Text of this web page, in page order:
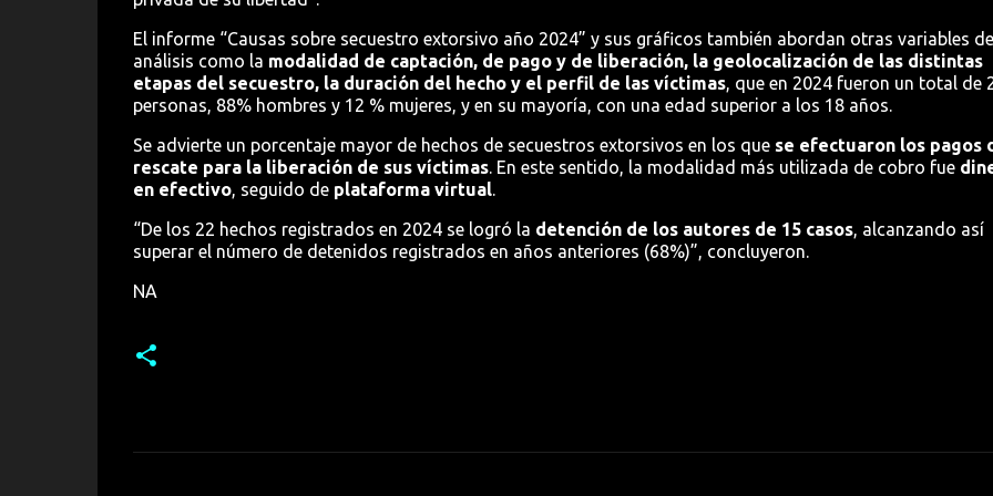
El informe “Causas sobre secuestro extorsivo año 2024” y sus gráficos también abordan otras variables de
análisis como la modalidad de captación, de pago y de liberación, la geolocalización de las distintas
etapas del secuestro, la duración del hecho y el perfil de las víctimas, que en 2024 fueron un total de
personas, 88% hombres y 12 % mujeres, y en su mayoría, con una edad superior a los 18 años.
Se advierte un porcentaje mayor de hechos de secuestros extorsivos en los que se efectuaron los pagos
rescate para la liberación de sus víctimas. En este sentido, la modalidad más utilizada de cobro fue
en efectivo, seguido de plataforma virtual.
“De los 22 hechos registrados en 2024 se logró la detención de los autores de 15 casos, alcanzando así
superar el número de detenidos registrados en años anteriores (68%)”, concluyeron.
NA